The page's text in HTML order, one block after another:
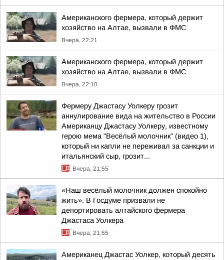
Американского фермера, который держит
хозяйство на Алтае, вызвали в ФМС
Вчера, 22:21
Американского фермера, который держит
хозяйство на Алтае, вызвали в ФМС
Вчера, 22:10
Фермеру Джастасу Уолкеру грозит
аннулирование вида на жительство в России
Американцу Джастасу Уолкеру, известному
герою мема "Весёлый молочник" (видео 1),
который ни капли не переживал за санкции и
итальянский сыр, грозит...
Вчера, 21:55
«Наш весёлый молочник должен спокойно
жить». В Госдуме призвали не
депортировать алтайского фермера
Джастаса Уолкера
Вчера, 21:55
Американец Джастас Уолкер, который десять